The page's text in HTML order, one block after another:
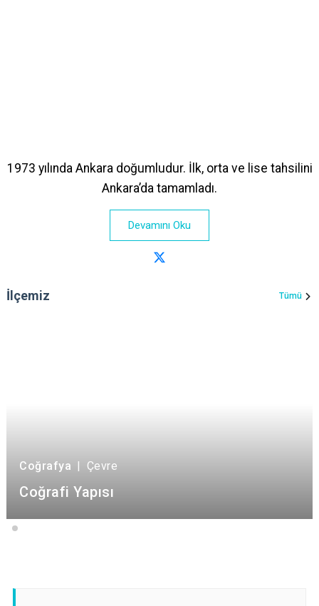
1973 yılında Ankara doğumludur. İlk, orta ve lise tahsilini
Ankara’da tamamladı.
Devamını Oku
İlçemiz Tümü
Coğrafya | Çevre
Coğrafi Yapısı